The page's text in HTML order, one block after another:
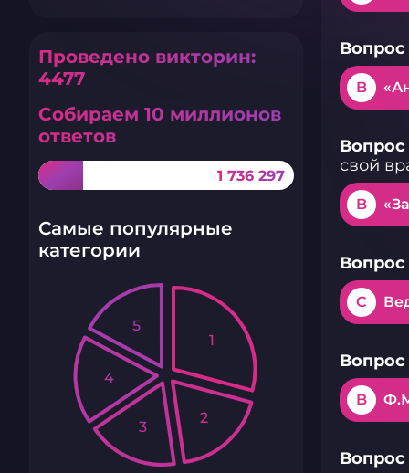
Проведено викторин:
4477
Собираем 10 миллионов
ответов
1 736 297
Самые популярные
категории
1
2
3
4
5
Вопрос
B
Вопрос
свой
B
Вопрос
C
Вопрос
B
Вопрос